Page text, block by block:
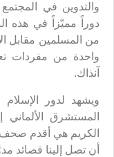
والتدوين في المجتمع
دوراً مميّزاً في هذه
من المسلمين مقابل
واحدة من مفردات
آنذاك.
ويشهد لدور
المستشرق
الكريم هي أقدم صحف
أن تصل إلينا قصائد